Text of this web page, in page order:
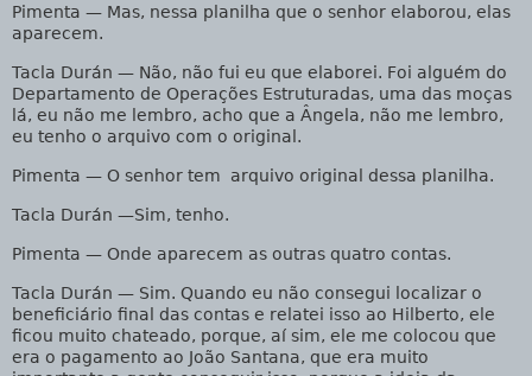
Pimenta — Mas, nessa planilha que o senhor elaborou, elas
aparecem.
Tacla Durán — Não, não fui eu que elaborei. Foi alguém do
Departamento de Operações Estruturadas, uma das moças
lá, eu não me lembro, acho que a Ângela, não me lembro,
eu tenho o arquivo com o original.
Pimenta — O senhor tem arquivo original dessa planilha.
Tacla Durán —Sim, tenho.
Pimenta — Onde aparecem as outras quatro contas.
Tacla Durán — Sim. Quando eu não consegui localizar o
beneficiário final das contas e relatei isso ao Hilberto, ele
ficou muito chateado, porque, aí sim, ele me colocou que
era o pagamento ao João Santana, que era muito